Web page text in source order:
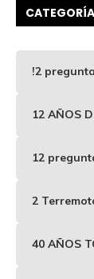
!2
12 AÑOS
12
2
40 AÑOS